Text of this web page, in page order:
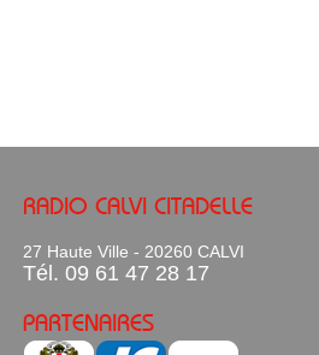
RADIO CALVI CITADELLE
27 Haute Ville - 20260 CALVI
Tél. 09 61 47 28 17
PARTENAIRES